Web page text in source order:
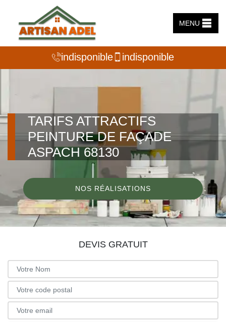
MENU
indisponible indisponible
TARIFS ATTRACTIFS
PEINTURE DE FAÇADE
ASPACH 68130
NOS RÉALISATIONS
DEVIS GRATUIT